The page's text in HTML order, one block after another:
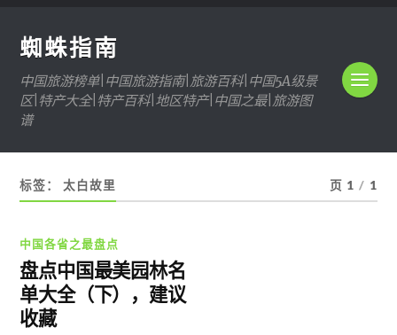
蜘蛛指南
中国旅游榜单|中国旅游指南|旅游百科|中国5A级景
区|特产大全|特产百科|地区特产|中国之最|旅游图
谱
标签：太白故里 页 1 / 1
中国各省之最盘点
盘点中国最美园林名
单大全（下），建议
收藏